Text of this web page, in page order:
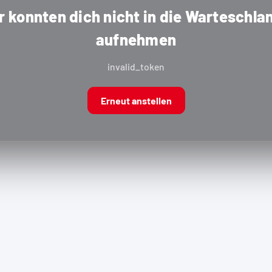
konnten dich nicht in die
aufnehmen
invalid_token
Erneut anstellen